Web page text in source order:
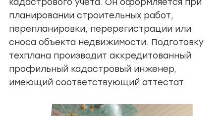
кадастрового учета. Он оформляется при
планировании строительных работ,
перепланировки, перерегистрации или
сноса объекта недвижимости. Подготовку
техплана производит аккредитованный
профильный кадастровый инженер,
имеющий соответствующий аттестат.